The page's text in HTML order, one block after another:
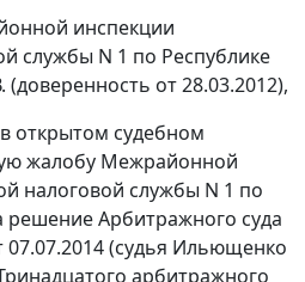
инспекции
службы N 1 по Республике
от 28.03.2012),
открытом судебном
жалобу Межрайонной
налоговой службы N 1 по
решениеАрбитражного суда
07.07.2014 (судья Ильющенко
арбитражного